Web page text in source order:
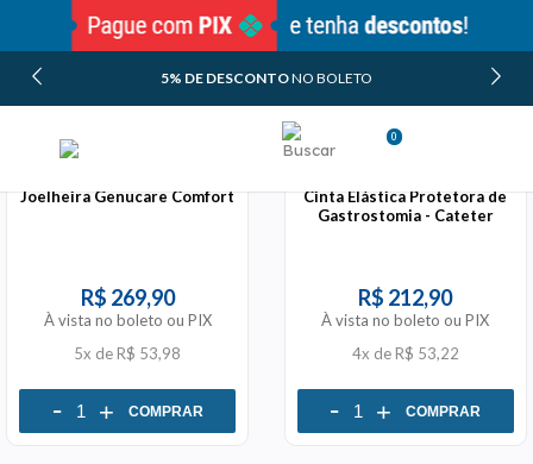
5% DE DESCONTONO BOLETO
Meus Pedidos
0
Joelheira Genucare Comfort
R$ 269,90
À vista no boleto ou PIX
5x de R$ 53,98
- + COMPRAR
Cinta Elástica Protetora de
Gastrostomia - Cateter
R$ 212,90
À vista no boleto ou PIX
4x de R$ 53,22
- + COMPRAR